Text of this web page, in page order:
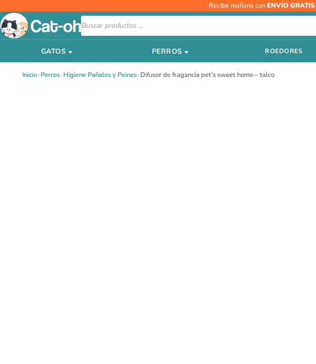
al
contenido
Recibe mañana conENVÍO GRATIS
Búsqueda
de
productos
GATOS PERROS ROEDORES
Inicio›Perros›Higiene Pañales y Peines›Difusor de fragancia pet’s sweet home – talco